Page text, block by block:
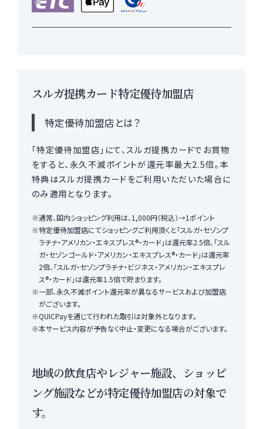
スルガ提携カード特定優待加盟店
特定優待加盟店とは？
「特定優待加盟店」にて、スルガ提携カードでお買物
をすると、永久不滅ポイントが還元率最大2.5倍。本
特典はスルガ提携カードをご利用いただいた場合に
のみ適用となります。
通常、国内ショッピング利用は、1,000円（税込）→1ポイント
特定優待加盟店にてショッピングご利用頂くと「スルガ・セゾンプ
ラチナ・アメリカン・エキスプレス®・カード」は還元率2.5倍、「スル
ガ・セゾンゴールド・アメリカン・エキスプレス®・カード」は還元率
2倍、「スルガ・セゾンプラチナ・ビジネス・アメリカン・エキスプレ
ス®・カード」は還元率1.5倍で貯まります。
一部、永久不滅ポイント還元率が異なるサービスおよび加盟店
がございます。
QUICPayを通じて行われた取引は対象外となります。
本サービス内容が予告なく中止・変更になる場合がございます。
地域の飲食店やレジャー施設、ショッピ
ング施設などが特定優待加盟店の対象で
す。